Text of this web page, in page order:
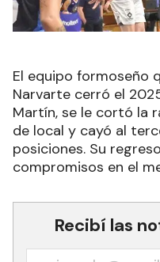
El equipo formoseño
Narvarte cerró el
Martín, se le cortó la
de local y cayó al
posiciones. Su
compromisos en el
Recibí las